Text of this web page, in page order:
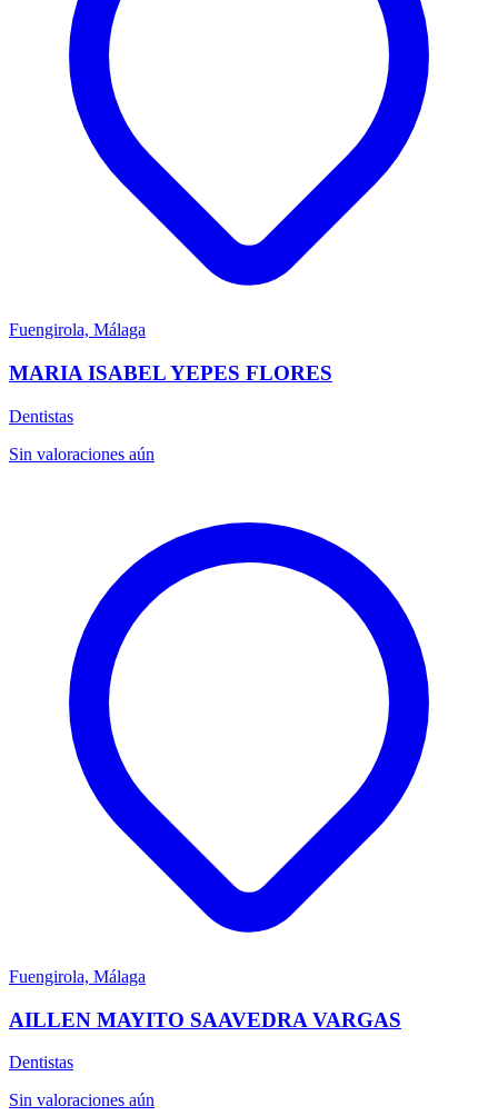
Fuengirola, Málaga
MARIA ISABEL YEPES FLORES
Dentistas
Sin valoraciones aún
Fuengirola, Málaga
AILLEN MAYITO SAAVEDRA VARGAS
Dentistas
Sin valoraciones aún